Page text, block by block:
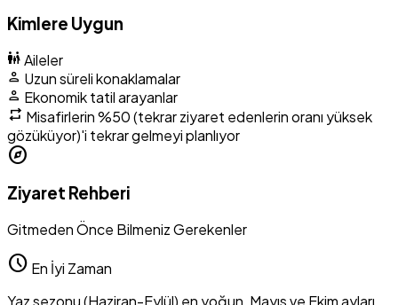
Kimlere Uygun
family_restroom Aileler
person Uzun süreli konaklamalar
person Ekonomik tatil arayanlar
repeat Misafirlerin%50 (tekrar ziyaret edenlerin oranı yüksek
gözüküyor)'i tekrar gelmeyi planlıyor
explore
Ziyaret Rehberi
Gitmeden Önce Bilmeniz Gerekenler
schedule En İyi Zaman
Yaz sezonu (Haziran-Eylül) en yoğun, Mayıs ve Ekim ayları